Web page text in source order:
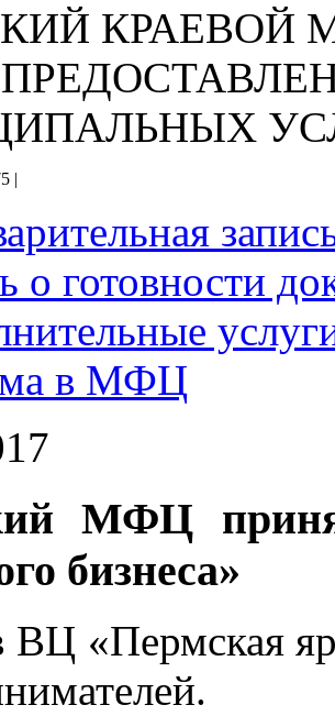
КРАЕВОЙ
|
о готовности
в МФЦ
МФЦ
бизнеса»
ВЦ «Пермская